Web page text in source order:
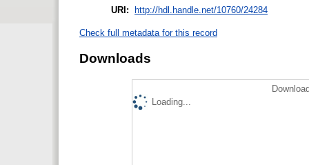
URI: http://hdl.handle.net/10760/24284
Check full metadata for this record
Downloads
Loading...